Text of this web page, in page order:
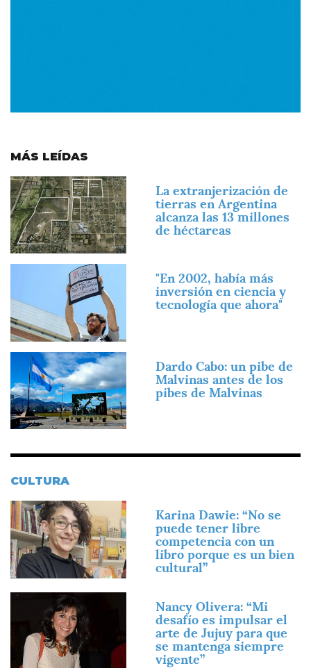
MÁS LEÍDAS
Imagen
La extranjerización de
tierras en Argentina
alcanza las 13 millones
de héctareas
"En 2002, había más
inversión en ciencia y
tecnología que ahora"
Imagen
Dardo Cabo: un pibe de
Malvinas antes de los
pibes de Malvinas
CULTURA
Imagen
Karina Dawie: “No se
puede tener libre
competencia con un
libro porque es un bien
cultural”
Imagen
Nancy Olivera: “Mi
desafío es impulsar el
arte de Jujuy para que
se mantenga siempre
vigente”